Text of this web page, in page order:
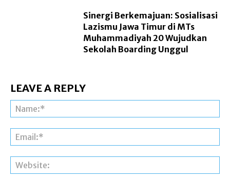
Sinergi Berkemajuan: Sosialisasi
Lazismu Jawa Timur di MTs
Muhammadiyah 20 Wujudkan
Sekolah Boarding Unggul
LEAVE A REPLY